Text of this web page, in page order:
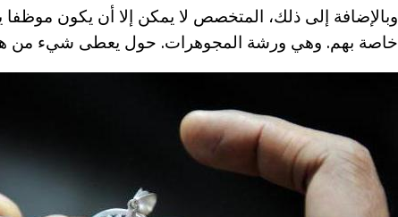
وبالإضافة إلى ذلك، المتخصص لا يمكن إلا أن يكون موظفا
خاصة بهم. وهي ورشة المجوهرات. حول يعطى شيء من